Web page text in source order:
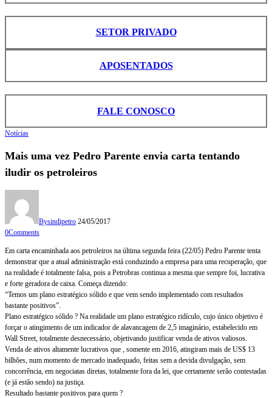
SETOR PRIVADO
APOSENTADOS
FALE CONOSCO
Notícias
Mais uma vez Pedro Parente envia carta tentando
iludir os petroleiros
Bysindipetro 24/05/2017
0Comments
Em carta encaminhada aos petroleiros na última segunda feira (22/05) Pedro Parente tenta
demonstrar que a atual administração está conduzindo a empresa para uma recuperação, que
na realidade é totalmente falsa, pois a Petrobras continua a mesma que sempre foi, lucrativa
e forte geradora de caixa. Começa dizendo:
“Temos um plano estratégico sólido e que vem sendo implementado com resultados
bastante positivos”.
Plano estratégico sólido ? Na realidade um plano estratégico ridículo, cujo único objetivo é
forçar o atingimento de um indicador de alavancagem de 2,5 imaginário, estabelecido em
Wall Street, totalmente desnecessário, objetivando justificar venda de ativos valiosos.
Venda de ativos altamente lucrativos que , somente em 2016, atingiram mais de US$ 13
bilhões, num momento de mercado inadequado, feitas sem a devida divulgação, sem
concorrência, em negociatas diretas, totalmente fora da lei, que certamente serão contestadas
(e já estão sendo) na justiça.
Resultado bastante positivos para quem ?